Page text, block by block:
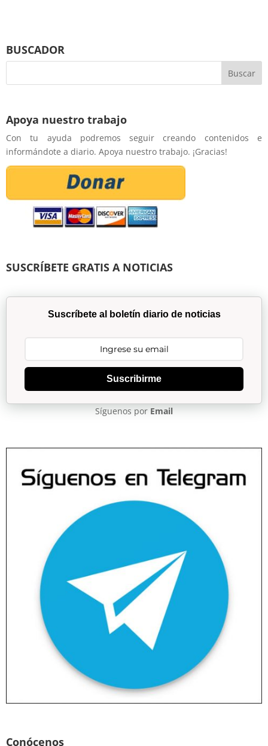
BUSCADOR
Apoya nuestro trabajo
Con tu ayuda podremos seguir creando contenidos e
informándote a diario. Apoya nuestro trabajo. ¡Gracias!
SUSCRÍBETE GRATIS A NOTICIAS
Suscríbete al boletín diario de noticias
Suscribirme
Síguenos por Email
Conócenos